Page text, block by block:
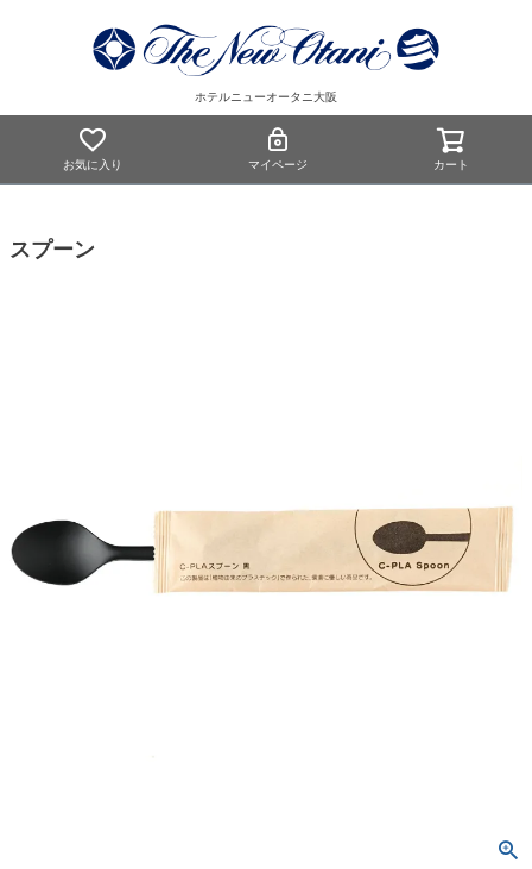
ホテルニューオータニ大阪
お気に入り マイページ カート
スプーン